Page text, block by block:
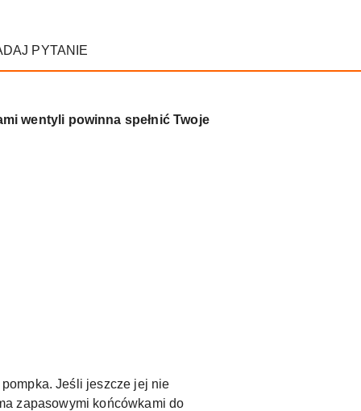
PYTANIE
wentyli powinna spełnić Twoje
Jeśli jeszcze jej nie
zapasowymi końcówkami do